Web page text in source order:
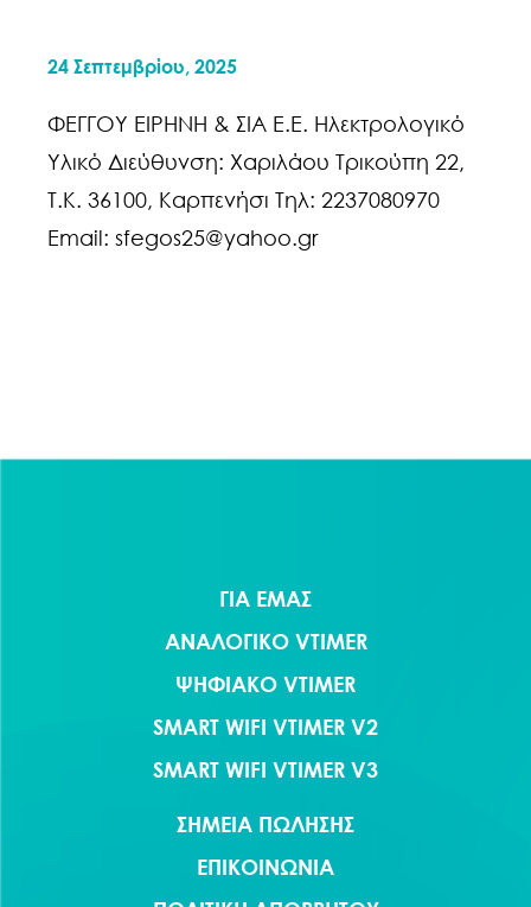
24 Σεπτεμβρίου, 2025
ΦΕΓΓΟΥ ΕΙΡΗΝΗ & ΣΙΑ Ε.Ε. Ηλεκτρολογικό
Υλικό Διεύθυνση: Χαριλάου Τρικούπη 22,
Τ.Κ. 36100, Καρπενήσι Τηλ: 2237080970
Email: sfegos25@yahoo.gr
ΓΙΑ ΕΜΑΣ
ΑΝΑΛΟΓΙΚΟ VTIMER
ΨΗΦΙΑΚΟ VTIMER
SMART WIFI VTIMER V2
SMART WIFI VTIMER V3
ΣΗΜΕΙΑ ΠΩΛΗΣΗΣ
ΕΠΙΚΟΙΝΩΝΙΑ